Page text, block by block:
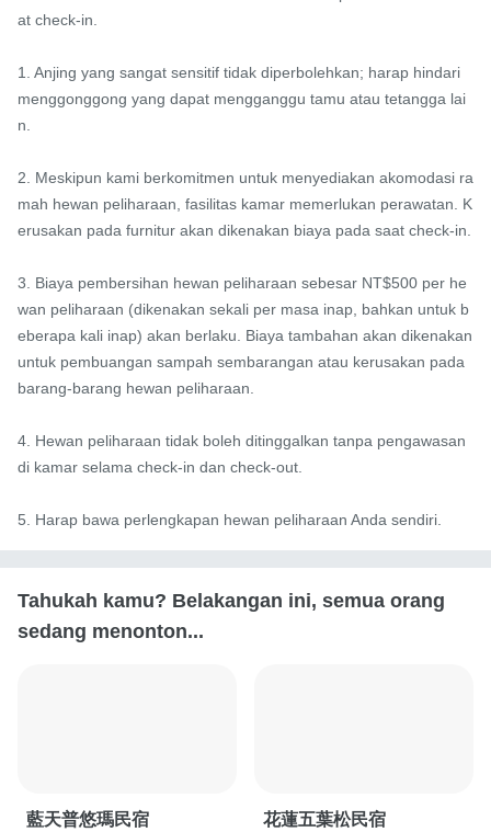
at check-in.
1. Anjing yang sangat sensitif tidak diperbolehkan; harap hindari
menggonggong yang dapat mengganggu tamu atau tetangga lai
n.
2. Meskipun kami berkomitmen untuk menyediakan akomodasi ra
mah hewan peliharaan, fasilitas kamar memerlukan perawatan. K
erusakan pada furnitur akan dikenakan biaya pada saat check-in.
3. Biaya pembersihan hewan peliharaan sebesar NT$500 per he
wan peliharaan (dikenakan sekali per masa inap, bahkan untuk b
eberapa kali inap) akan berlaku. Biaya tambahan akan dikenakan
untuk pembuangan sampah sembarangan atau kerusakan pada
barang-barang hewan peliharaan.
4. Hewan peliharaan tidak boleh ditinggalkan tanpa pengawasan
di kamar selama check-in dan check-out.
5. Harap bawa perlengkapan hewan peliharaan Anda sendiri.
Tahukah kamu? Belakangan ini, semua orang
sedang menonton...
藍天普悠瑪民宿 花蓮五葉松民宿